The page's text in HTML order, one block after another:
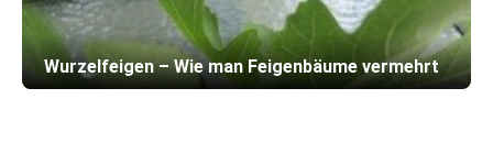
Wurzelfeigen – Wie man Feigenbäume vermehrt